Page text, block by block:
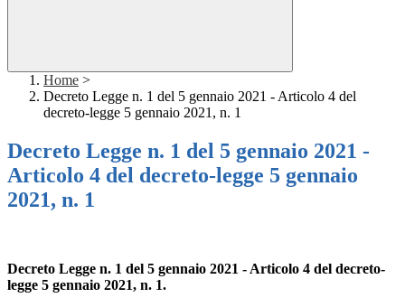
Home >
Decreto Legge n. 1 del 5 gennaio 2021 - Articolo 4 del
decreto-legge 5 gennaio 2021, n. 1
Decreto Legge n. 1 del 5 gennaio 2021 -
Articolo 4 del decreto-legge 5 gennaio
2021, n. 1
Decreto Legge n. 1 del 5 gennaio 2021 - Articolo 4 del decreto-
legge 5 gennaio 2021, n. 1.